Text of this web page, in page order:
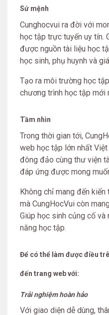
Sứ mệnh
Cunghocvui ra đời với
học tập trực tuyến uy tín.
được nguồn tài liệu học
học sinh, phụ huynh và
Tạo ra môi trường học
chương trình học tập mới
Tầm nhìn
Trong thời gian tới,
web học tập lớn nhất
đông đảo cùng thư viện
đáp ứng được mong
Không chỉ mang đến
mà CungHocVui còn
Giúp học sinh củng cố và
năng học tập.
Để có thể làm được điều
đến trang web với:
Trải nghiệm hoàn hảo
Với giao diện dễ dùng,